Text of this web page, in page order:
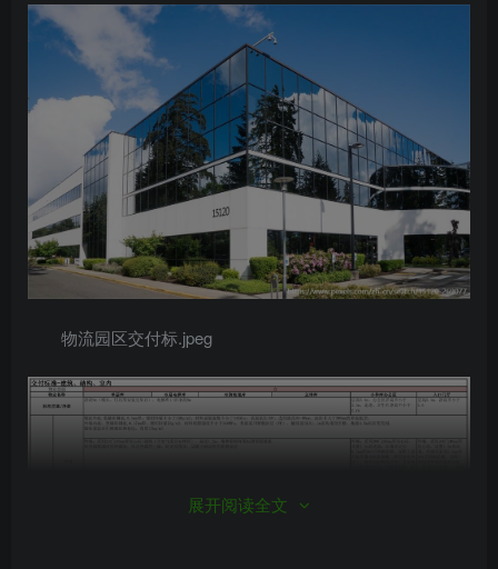
物流园区交付标.jpeg
展开阅读全文